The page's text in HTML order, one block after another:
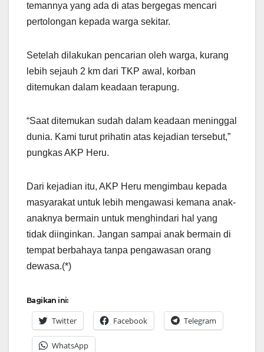
temannya yang ada di atas bergegas mencari
pertolongan kepada warga sekitar.
Setelah dilakukan pencarian oleh warga, kurang
lebih sejauh 2 km dari TKP awal, korban
ditemukan dalam keadaan terapung.
“Saat ditemukan sudah dalam keadaan meninggal
dunia. Kami turut prihatin atas kejadian tersebut,”
pungkas AKP Heru.
Dari kejadian itu, AKP Heru mengimbau kepada
masyarakat untuk lebih mengawasi kemana anak-
anaknya bermain untuk menghindari hal yang
tidak diinginkan. Jangan sampai anak bermain di
tempat berbahaya tanpa pengawasan orang
dewasa.(*)
Bagikan ini:
Twitter Facebook Telegram
WhatsApp